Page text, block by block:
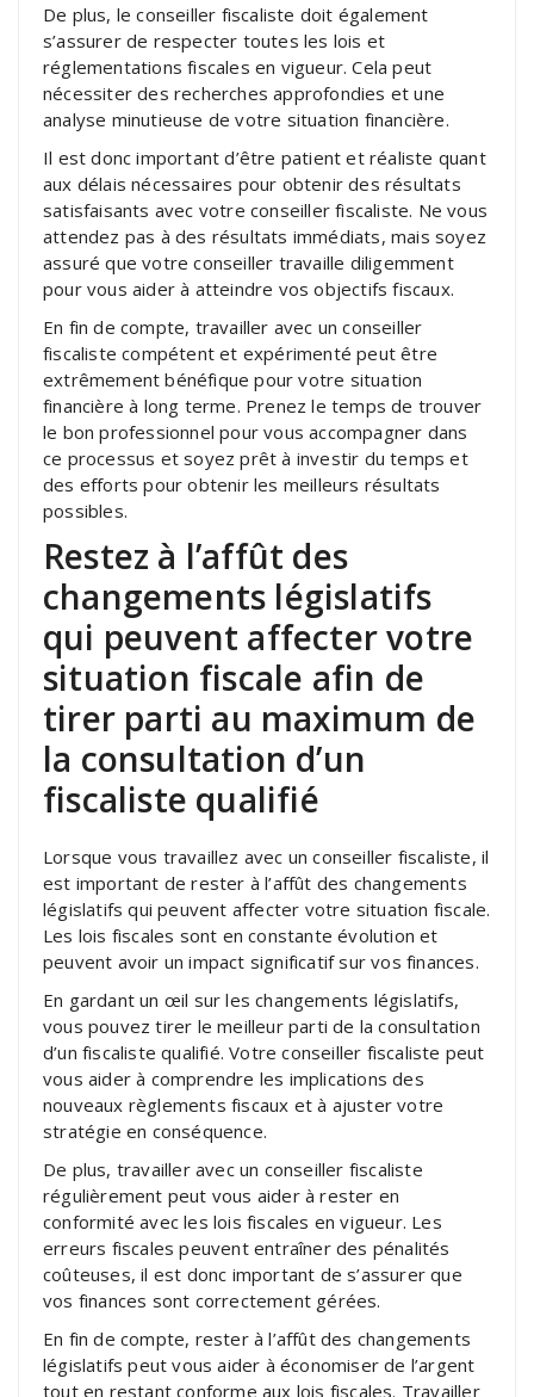
De plus, le conseiller fiscaliste doit également
s’assurer de respecter toutes les lois et
réglementations fiscales en vigueur. Cela peut
nécessiter des recherches approfondies et une
analyse minutieuse de votre situation financière.
Il est donc important d’être patient et réaliste quant
aux délais nécessaires pour obtenir des résultats
satisfaisants avec votre conseiller fiscaliste. Ne vous
attendez pas à des résultats immédiats, mais soyez
assuré que votre conseiller travaille diligemment
pour vous aider à atteindre vos objectifs fiscaux.
En fin de compte, travailler avec un conseiller
fiscaliste compétent et expérimenté peut être
extrêmement bénéfique pour votre situation
financière à long terme. Prenez le temps de trouver
le bon professionnel pour vous accompagner dans
ce processus et soyez prêt à investir du temps et
des efforts pour obtenir les meilleurs résultats
possibles.
Restez à l’affût des
changements législatifs
qui peuvent affecter votre
situation fiscale afin de
tirer parti au maximum de
la consultation d’un
fiscaliste qualifié
Lorsque vous travaillez avec un conseiller fiscaliste, il
est important de rester à l’affût des changements
législatifs qui peuvent affecter votre situation fiscale.
Les lois fiscales sont en constante évolution et
peuvent avoir un impact significatif sur vos finances.
En gardant un œil sur les changements législatifs,
vous pouvez tirer le meilleur parti de la consultation
d’un fiscaliste qualifié. Votre conseiller fiscaliste peut
vous aider à comprendre les implications des
nouveaux règlements fiscaux et à ajuster votre
stratégie en conséquence.
De plus, travailler avec un conseiller fiscaliste
régulièrement peut vous aider à rester en
conformité avec les lois fiscales en vigueur. Les
erreurs fiscales peuvent entraîner des pénalités
coûteuses, il est donc important de s’assurer que
vos finances sont correctement gérées.
En fin de compte, rester à l’affût des changements
législatifs peut vous aider à économiser de l’argent
tout en restant conforme aux lois fiscales. Travailler